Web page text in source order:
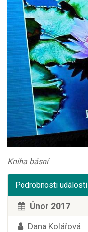
Kniha básní
Podrobnosti události
Únor 2017
Dana Kolářová